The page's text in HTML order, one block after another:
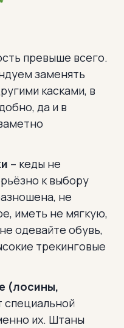
превыше всего.
заменять
касками, в
да и в
– кеды не
к выбору
не
иметь не мягкую,
одевайте обувь,
трекинговые
(лосины,
специальной
их. Штаны